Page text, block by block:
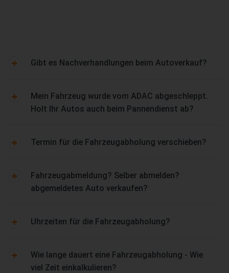
Gibt es Nachverhandlungen beim Autoverkauf?
Mein Fahrzeug wurde vom ADAC abgeschleppt.
Holt Ihr Autos auch beim Pannendienst ab?
Termin für die Fahrzeugabholung verschieben?
Fahrzeugabmeldung? Selber abmelden?
abgemeldetes Auto verkaufen?
Uhrzeiten für die Fahrzeugabholung?
Wie lange dauert eine Fahrzeugabholung - Wie
viel Zeit einkalkulieren?